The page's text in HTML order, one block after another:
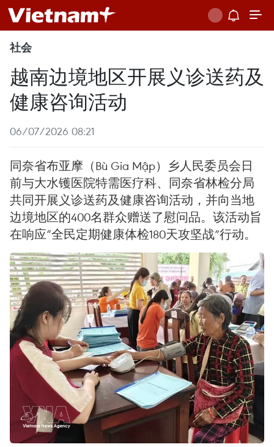
社会
越南边境地区开展义诊送药及
健康咨询活动
06/07/2026 08:21
同奈省布亚摩（Bù Gia Mập）乡人民委员会日
前与大水镬医院特需医疗科、同奈省林检分局
共同开展义诊送药及健康咨询活动，并向当地
边境地区的400名群众赠送了慰问品。该活动旨
在响应“全民定期健康体检180天攻坚战”行动。